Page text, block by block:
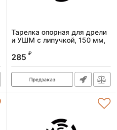
Тарелка опорная для дрели
и УШМ с липучкой, 150 мм,
М14 на d8 Denzel
Артикул: 76252
285 ₽
Предзаказ